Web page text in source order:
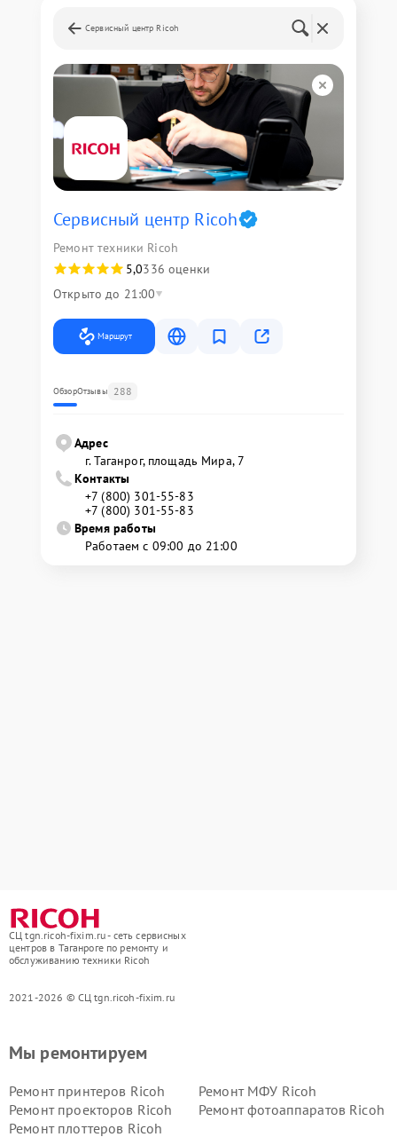
Сервисный центр Ricoh
Сервисный центр Ricoh
Ремонт техники Ricoh
5,0336 оценки
Открыто до 21:00
Маршрут
ОбзорОтзывы 288
Адрес
г. Таганрог, площадь Мира, 7
Контакты
+7 (800) 301-55-83
+7 (800) 301-55-83
Время работы
Работаем с 09:00 до 21:00
СЦ tgn.ricoh-fixim.ru - сеть сервисных
центров в Таганроге по ремонту и
обслуживанию техники Ricoh
2021-2026 © СЦ tgn.ricoh-fixim.ru
Мы ремонтируем
Ремонт принтеров Ricoh
Ремонт МФУ Ricoh
Ремонт проекторов Ricoh
Ремонт фотоаппаратов Ricoh
Ремонт плоттеров Ricoh